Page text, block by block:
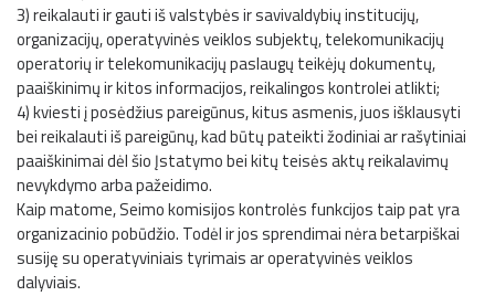
3) reikalauti ir gauti iš valstybės ir savivaldybių institucijų,
organizacijų, operatyvinės veiklos subjektų, telekomunikacijų
operatorių ir telekomunikacijų paslaugų teikėjų dokumentų,
paaiškinimų ir kitos informacijos, reikalingos kontrolei atlikti;
4) kviesti į posėdžius pareigūnus, kitus asmenis, juos išklausyti
bei reikalauti iš pareigūnų, kad būtų pateikti žodiniai ar rašytiniai
paaiškinimai dėl šio Įstatymo bei kitų teisės aktų reikalavimų
nevykdymo arba pažeidimo.
Kaip matome, Seimo komisijos kontrolės funkcijos taip pat yra
organizacinio pobūdžio. Todėl ir jos sprendimai nėra betarpiškai
susiję su operatyviniais tyrimais ar operatyvinės veiklos
dalyviais.